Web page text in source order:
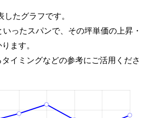
たグラフです。
ったスパンで、その坪単価の上昇・
ます。
イミングなどの参考にご活用くださ